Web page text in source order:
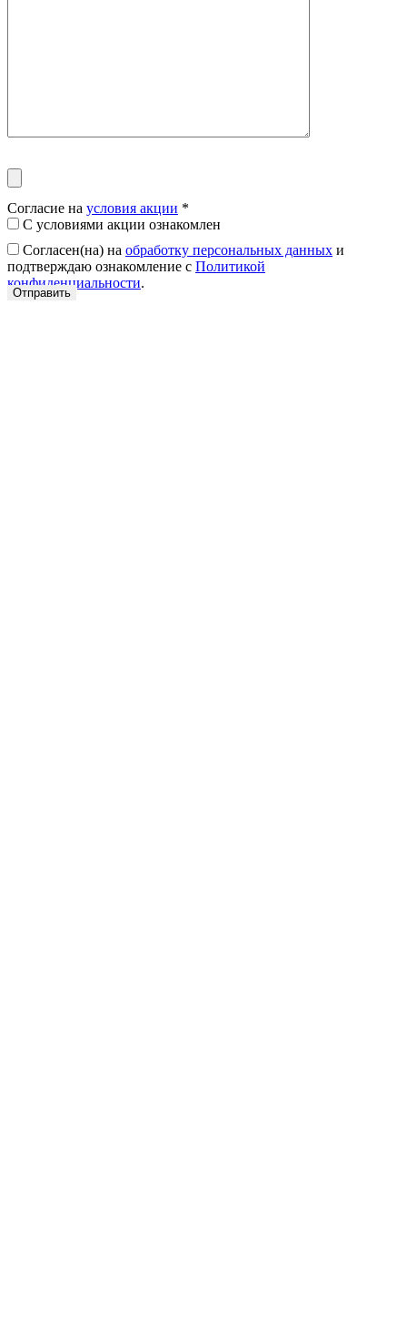
Согласие на условия акции *
С условиями акции ознакомлен
Согласен(на) на обработку персональных данных и
подтверждаю ознакомление с Политикой
конфиденциальности.